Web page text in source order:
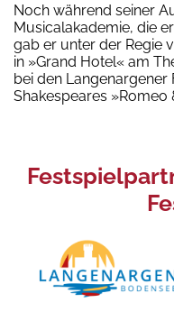
Noch während seiner
Musicalakademie, die
gab er unter der Regie
in »Grand Hotel« am
bei den Langenargener
Shakespeares »Romeo